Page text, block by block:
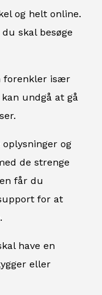
og helt online.
skal besøge
forenkler især
undgå at gå
og
de strenge
får du
for at
have en
eller